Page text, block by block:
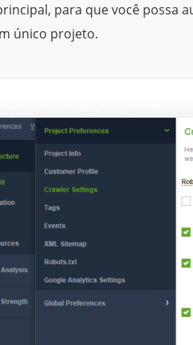
para que você possa
único projeto.